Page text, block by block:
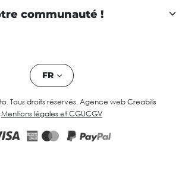
communauté !
FR
Tous droits réservés.Agence web Creabilis
Mentions légales et CGUCGV